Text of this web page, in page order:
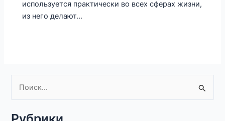
используется практически во всех сферах жизни,
из него делают…
и